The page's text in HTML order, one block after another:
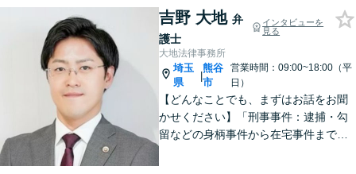
吉野 大地 弁
護士
インタビューを
見る
大地法律事務所
埼玉
県
|
熊谷
市
営業時間：09:00~18:00（平
日）
【どんなことでも、まずはお話をお聞
かせください】「刑事事件：逮捕・勾
留などの身柄事件から在宅事件まで、